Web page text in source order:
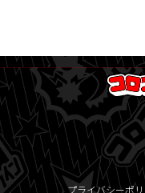
プライバシーポ